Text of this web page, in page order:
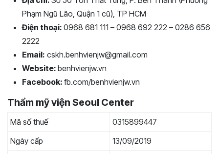
Phạm Ngũ Lão, Quận 1 cũ), TP HCM
Điện thoại: 0968 681 111 – 0968 692 222 – 0286 656
2222
Email: cskh.benhvienjw@gmail.com
Website: benhvienjw.vn
Facebook: fb.com/benhvienjw.vn
Thẩm mỹ viện Seoul Center
Mã số thuế
0315899447
Ngày cấp
13/09/2019